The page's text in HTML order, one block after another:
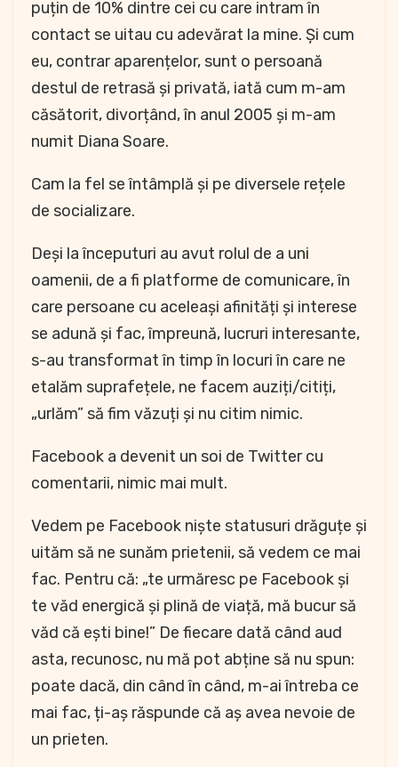
puțin de 10% dintre cei cu care intram în
contact se uitau cu adevărat la mine. Și cum
eu, contrar aparențelor, sunt o persoană
destul de retrasă și privată, iată cum m-am
căsătorit, divorțând, în anul 2005 și m-am
numit Diana Soare.
Cam la fel se întâmplă și pe diversele rețele
de socializare.
Deși la începuturi au avut rolul de a uni
oamenii, de a fi platforme de comunicare, în
care persoane cu aceleași afinități și interese
se adună și fac, împreună, lucruri interesante,
s-au transformat în timp în locuri în care ne
etalăm suprafețele, ne facem auziți/citiți,
„urlăm” să fim văzuți și nu citim nimic.
Facebook a devenit un soi de Twitter cu
comentarii, nimic mai mult.
Vedem pe Facebook niște statusuri drăguțe și
uităm să ne sunăm prietenii, să vedem ce mai
fac. Pentru că: „te urmăresc pe Facebook și
te văd energică și plină de viață, mă bucur să
văd că ești bine!” De fiecare dată când aud
asta, recunosc, nu mă pot abține să nu spun:
poate dacă, din când în când, m-ai întreba ce
mai fac, ți-aș răspunde că aș avea nevoie de
un prieten.